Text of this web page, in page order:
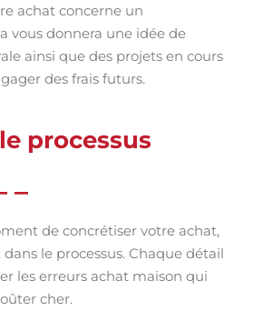
achat concerne un
vous donnera une idée de
ainsi que des projets en cours
des frais futurs.
processus
de concrétiser votre achat,
le processus. Chaque détail
les erreurs achat maison qui
cher.